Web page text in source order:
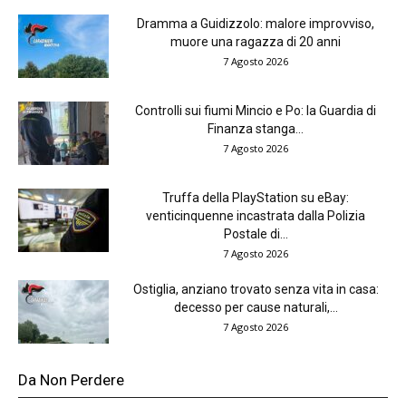
Dramma a Guidizzolo: malore improvviso,
muore una ragazza di 20 anni
7 Agosto 2026
Controlli sui fiumi Mincio e Po: la Guardia di
Finanza stanga...
7 Agosto 2026
Truffa della PlayStation su eBay:
venticinquenne incastrata dalla Polizia
Postale di...
7 Agosto 2026
Ostiglia, anziano trovato senza vita in casa:
decesso per cause naturali,...
7 Agosto 2026
Da Non Perdere